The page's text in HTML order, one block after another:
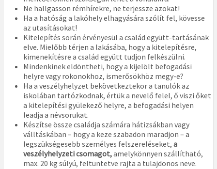
Ne hallgasson rémhírekre, ne terjessze azokat!
Ha a hatóság a lakóhely elhagyására szólít fel, kövesse
az utasításokat!
Kitelepítés során érvényesül a család együtt-tartásának
elve. Mielőbb térjen a lakásába, hogy a kitelepítésre,
kimenekítésre a család együtt tudjon felkészülni.
Mindenkinek eldöntheti, hogy a kijelölt befogadási
helyre vagy rokonokhoz, ismerősökhöz megy-e?
Ha a veszélyhelyzet bekövetkeztekor a tanulók az
iskolában tartózkodnak, értük a nevelő felel, ő viszi őket
a kitelepítési gyülekező helyre, a befogadási helyen
leadja a névsorukat.
Készítse össze családja számára hátizsákban vagy
válltáskában – hogy a keze szabadon maradjon – a
legszükségesebb személyes felszereléseket, a
veszélyhelyzeti csomagot,amelykönnyen szállítható,
max. 20 kg súlyú, feltüntetve rajta a tulajdonos neve.